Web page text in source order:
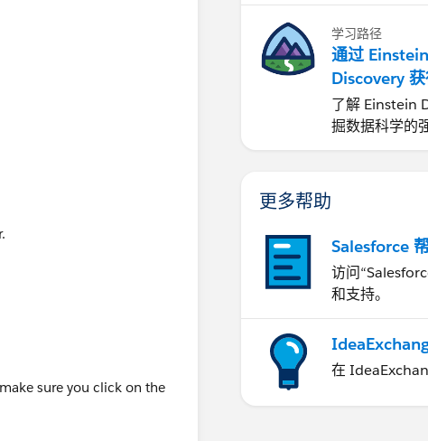
sure you click on the
学习路径
通过 Einstein
Discovery
改进结果
了解 Einstein
掘数据科学的
更多帮助
Salesforce
访问
和支持。
在